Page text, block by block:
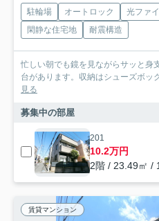
駐輪場 オートロック 光ファ
閑静な住宅地
耐震構造
忙しい朝でも鏡を見ながらサッと身
台があります。収納はシューズボッ
見る
募集中の部屋
201
10.2万円
2階 / 23.49㎡ /
賃貸マンション